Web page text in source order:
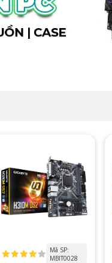
Mã SP:
MBIT0028